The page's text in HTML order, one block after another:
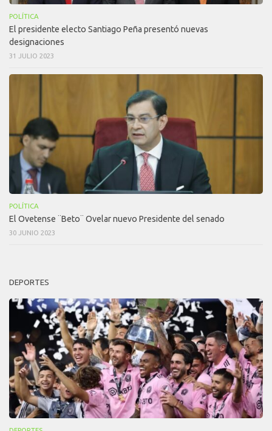
POLÍTICA
El presidente electo Santiago Peña presentó nuevas
designaciones
31 JULIO 2023
POLÍTICA
El Ovetense ¨Beto¨ Ovelar nuevo Presidente del senado
30 JUNIO 2023
DEPORTES